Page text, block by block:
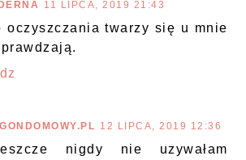
11 LIPCA, 2019 21:43
oczyszczania twarzy się u mnie
12 LIPCA, 2019 12:36
nigdy nie uzywałam